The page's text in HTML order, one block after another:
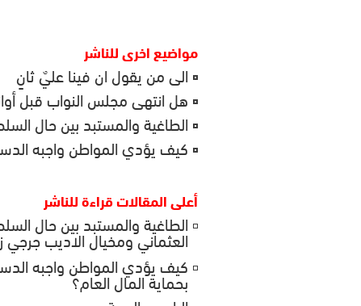
مواضيع اخرى للناشر
الى من يقول ان فينا عليٌ ثانٍ
هل انتهى مجلس النواب قبل
الطاغية والمستبد بين حال
كيف يؤدي المواطن واجبه
أعلى المقالات قراءة للناشر
الطاغية والمستبد بين حال
العثماني ومخيال الاديب جرجي
كيف يؤدي المواطن واجبه
بحماية المال العام؟